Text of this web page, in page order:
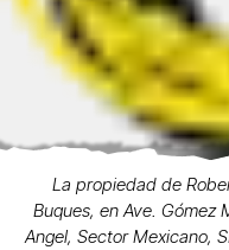
La propiedad de
Buques, en Ave. Gómez
Angel, Sector Mexicano,